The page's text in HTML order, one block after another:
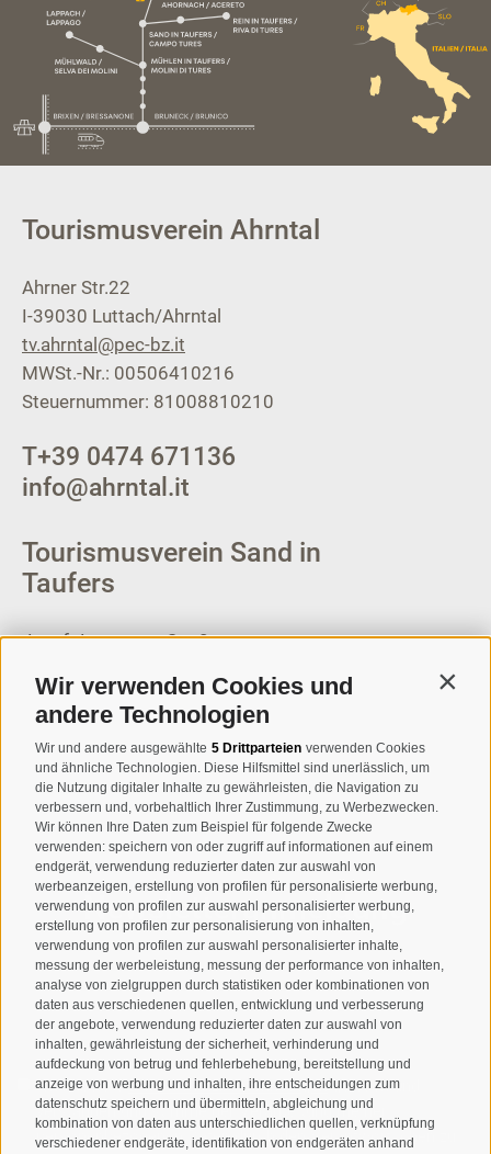
Wir verwenden Cookies und
andere Technologien
Wir und andere ausgewählte 5 Drittparteien verwenden Cookies
und ähnliche Technologien. Diese Hilfsmittel sind unerlässlich, um
die Nutzung digitaler Inhalte zu gewährleisten, die Navigation zu
verbessern und, vorbehaltlich Ihrer Zustimmung, zu Werbezwecken.
Wir können Ihre Daten zum Beispiel für folgende Zwecke
verwenden: speichern von oder zugriff auf informationen auf einem
endgerät, verwendung reduzierter daten zur auswahl von
werbeanzeigen, erstellung von profilen für personalisierte werbung,
verwendung von profilen zur auswahl personalisierter werbung,
erstellung von profilen zur personalisierung von inhalten,
verwendung von profilen zur auswahl personalisierter inhalte,
messung der werbeleistung, messung der performance von inhalten,
analyse von zielgruppen durch statistiken oder kombinationen von
daten aus verschiedenen quellen, entwicklung und verbesserung
der angebote, verwendung reduzierter daten zur auswahl von
inhalten, gewährleistung der sicherheit, verhinderung und
aufdeckung von betrug und fehlerbehebung, bereitstellung und
anzeige von werbung und inhalten, ihre entscheidungen zum
datenschutz speichern und übermitteln, abgleichung und
kombination von daten aus unterschiedlichen quellen, verknüpfung
verschiedener endgeräte, identifikation von endgeräten anhand
Tourismusverein Ahrntal
Ahrner Str.22
I-39030 Luttach/Ahrntal
tv.ahrntal@pec-bz.it
MWSt.-Nr.: 00506410216
Steuernummer: 81008810210
T+39 0474 671136
info@ahrntal.it
Tourismusverein Sand in
Taufers
Josef-Jungmann-Str. 8
MWSt.-Nr: 00518320213
T+39 0474 678076
info@taufers.com
Newsletteranmeldung
Ich habe dieDatenschutzbestimmungengelesen und
verstanden und stimme der Verarbeitung meiner
personenbezogenen Daten durch den Verantwortlichen zu